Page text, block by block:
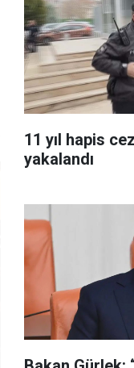
11 yıl hapis
yakalandı